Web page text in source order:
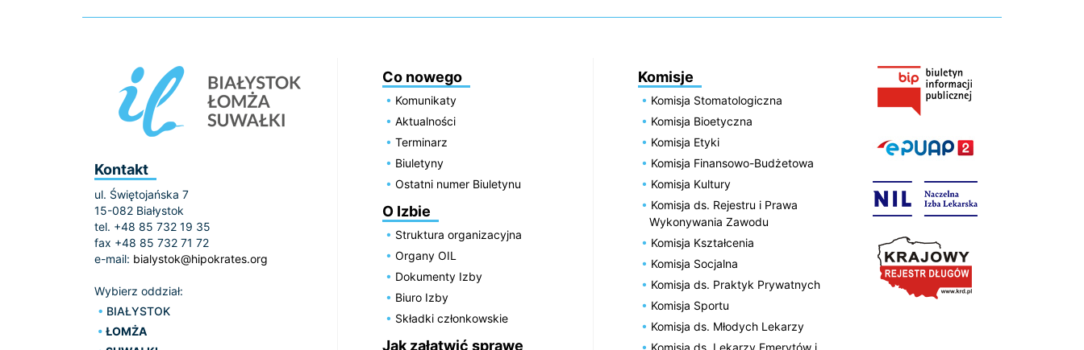
Kontakt
ul. Świętojańska 7
15-082 Białystok
tel. +48 85 732 19 35
fax +48 85 732 71 72
e-mail: bialystok@hipokrates.org
Wybierz oddział:
BIAŁYSTOK
ŁOMŻA
Co nowego
Komunikaty
Aktualności
Terminarz
Biuletyny
Ostatni numer Biuletynu
O Izbie
Struktura organizacyjna
Organy OIL
Dokumenty Izby
Biuro Izby
Składki członkowskie
Jak załatwić sprawę
Komisje
Komisja Stomatologiczna
Komisja Bioetyczna
Komisja Etyki
Komisja Finansowo-Budżetowa
Komisja Kultury
Komisja ds. Rejestru i Prawa
Wykonywania Zawodu
Komisja Kształcenia
Komisja Socjalna
Komisja ds. Praktyk Prywatnych
Komisja Sportu
Komisja ds. Młodych Lekarzy
Komisja ds. Lekarzy Emerytów i